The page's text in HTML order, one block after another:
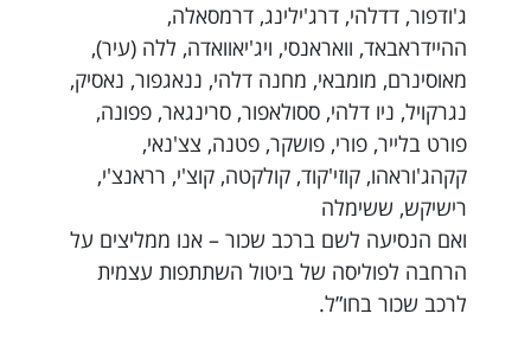
ג'ודפור, דדלהי, דרג'ילינג, דרמסאלה,
ההיידראבאד, וואראנסי, ויג'יאוואדה, ללה (עיר),
מאוסינרם, מומבאי, מחנה דלהי, ננאגפור, נאסיק,
נגרקויל, ניו דלהי, ססולאפור, סרינגאר, פפונה,
פורט בלייר, פורי, פושקר, פטנה, צצ'נאי,
קקהג'וראהו, קוזי'קוד, קולקטה, קוצ'י, רראנצ'י,
רישיקש, ששימלה
ואם הנסיעה לשם ברכב שכור – אנו ממליצים על
הרחבה לפוליסה של ביטול השתתפות עצמית
לרכב שכור בחו”ל.